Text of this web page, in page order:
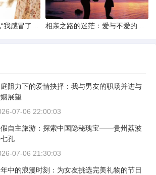
阻力下的爱情抉择：我与男友的职场并进与
展望
07-06 22:00:03
自主旅游：探索中国隐秘瑰宝——贵州荔波
孔
07-06 21:30:03
中的浪漫时刻：为女友挑选完美礼物的节日